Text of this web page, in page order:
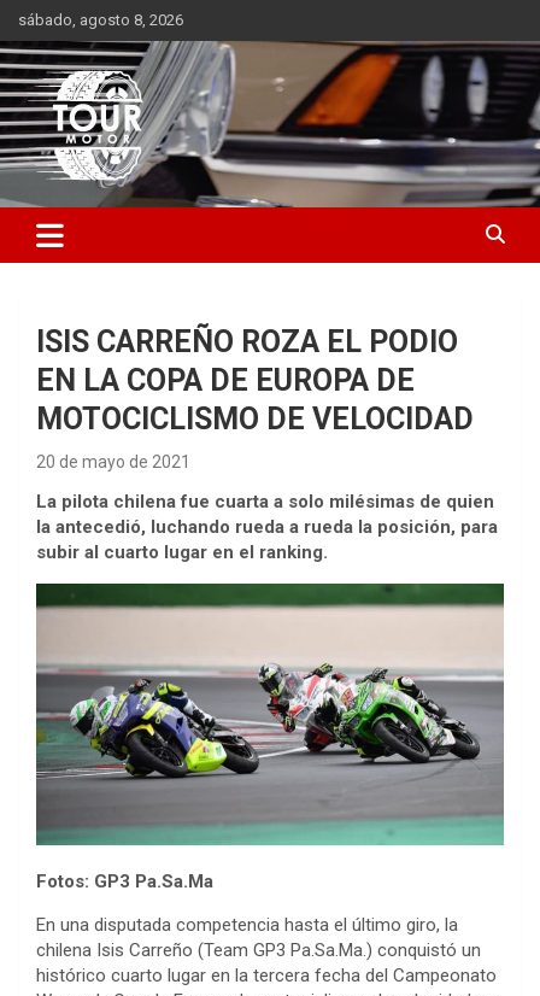
Saltar
al
contenido
sábado, agosto 8, 2026
Tour Motor
Plataforma de contenido audiovisual para el sector automotriz
ISIS CARREÑO ROZA EL PODIO
EN LA COPA DE EUROPA DE
MOTOCICLISMO DE VELOCIDAD
20 de mayo de 2021
La pilota chilena fue cuarta a solo milésimas de quien
la antecedió, luchando rueda a rueda la posición, para
subir al cuarto lugar en el ranking.
Fotos: GP3 Pa.Sa.Ma
En una disputada competencia hasta el último giro, la
chilena Isis Carreño (Team GP3 Pa.Sa.Ma.) conquistó un
histórico cuarto lugar en la tercera fecha del Campeonato